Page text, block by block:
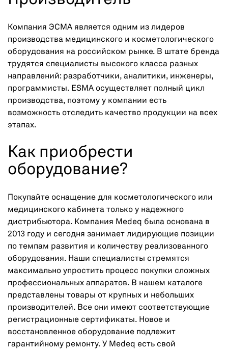
Компания ЭСМА является одним из лидеров
производства медицинского и косметологического
оборудования на российском рынке. В штате бренда
трудятся специалисты высокого класса разных
направлений: разработчики, аналитики, инженеры,
программисты. ESMA осуществляет полный цикл
производства, поэтому у компании есть
возможность отследить качество продукции на всех
этапах.
Как приобрести
оборудование?
Покупайте оснащение для косметологического или
медицинского кабинета только у надежного
дистрибьютора. Компания Medeq была основана в
2013 году и сегодня занимает лидирующие позиции
по темпам развития и количеству реализованного
оборудования. Наши специалисты стремятся
максимально упростить процесс покупки сложных
профессиональных аппаратов. В нашем каталоге
представлены товары от крупных и небольших
производителей. Все они имеют соответствующие
регистрационные сертификаты. Новое и
восстановленное оборудование подлежит
гарантийному ремонту. У Medeq есть свой